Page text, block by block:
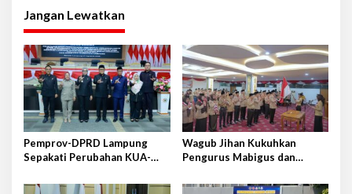
g
a
s
i
p
o
s
Jangan Lewatkan
Pemprov-DPRD Lampung
Sepakati Perubahan KUA-
Wagub Jihan Kukuhkan
Pengurus Mabigus dan
Intan